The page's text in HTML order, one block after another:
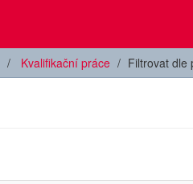
Kvalifikační práce Filtrovat dle